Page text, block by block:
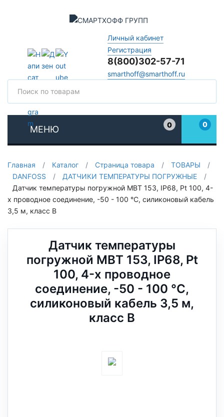
Личный кабинет
Регистрация
8(800)302-57-71
smarthoff@smarthoff.ru
МЕНЮ
0
0
Главная / Каталог / Страница товара / ТОВАРЫ
/
DANFOSS
/ ДАТЧИКИ ТЕМПЕРАТУРЫ ПОГРУЖНЫЕ
/
Датчик температуры погружной MBT 153, IP68, Pt 100, 4-
х проводное соединение, -50 - 100 °C, силиконовый кабель
3,5 м, класс В
Датчик температуры
погружной MBT 153, IP68, Pt
100, 4-х проводное
соединение, -50 - 100 °C,
силиконовый кабель 3,5 м,
класс В